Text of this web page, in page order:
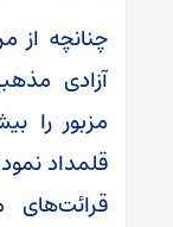
چنانچه
آزادی
مزبور را
قلمداد
قرائت‌های